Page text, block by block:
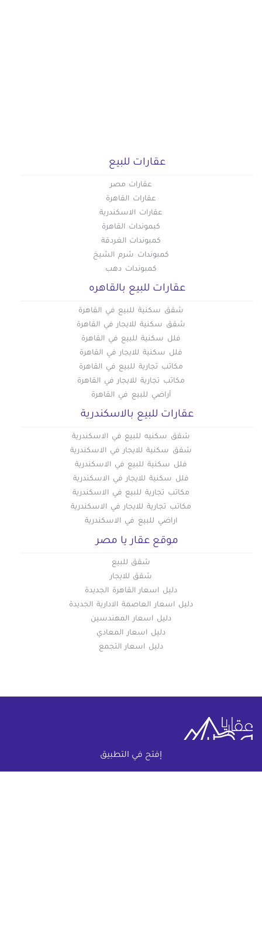
إفتح في التطبيق
عقارات للبيع
عقارات مصر
عقارات القاهرة
عقارات الاسكندرية
كبموندات القاهرة
كمبوندات الغردقة
كمبوندات شرم الشيخ
كمبوندات دهب
عقارات للبيع بالقاهره
شقق سكنية للبيع في القاهرة
شقق سكنية للايجار في القاهرة
فلل سكنية للبيع في القاهرة
فلل سكنية للايجار في القاهرة
مكاتب تجارية للبيع في القاهرة
مكاتب تجارية للايجار في القاهرة
أراضي للبيع في القاهرة
عقارات للبيع بالاسكندرية
شقق سكنيه للبيع في الاسكندرية
شقق سكنية للايجار في الاسكندرية
فلل سكنية للبيع في الاسكندرية
فلل سكنية للايجار في الاسكندرية
مكاتب تجارية للبيع في الاسكندرية
مكاتب تجارية للايجار في الاسكندرية
اراضي للبيع في الاسكندرية
موقع عقار يا مصر
شقق للبيع
شقق للايجار
دليل اسعار القاهرة الجديدة
دليل اسعار العاصمة الادارية الجديدة
دليل اسعار المهندسين
دليل اسعار المعادي
دليل اسعار التجمع